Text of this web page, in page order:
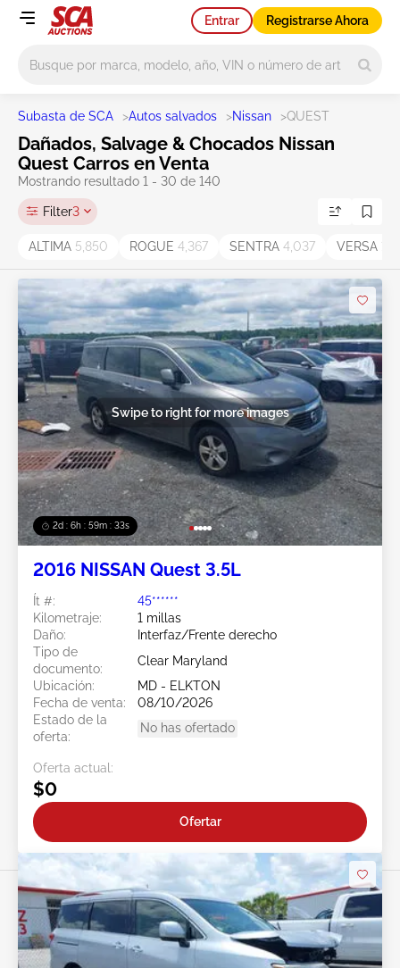
Entrar Registrarse Ahora
Subasta de SCA >Autos salvados >Nissan >QUEST
Dañados, Salvage & Chocados Nissan
Quest Carros en Venta
Mostrando resultado 1 - 30 de 140
Filter3
ALTIMA 5,850 ROGUE 4,367 SENTRA 4,037 VERSA
2d : 6h : 59m : 31s
Swipe to right for more images
2016 NISSAN Quest 3.5L
Ít #:
45******
Kilometraje:
1 millas
Daño:
Interfaz/Frente derecho
Tipo de
documento:
Clear Maryland
Ubicación:
MD - ELKTON
Fecha de venta:
08/10/2026
Estado de la
oferta:
No has ofertado
Oferta actual:
$0
Ofertar